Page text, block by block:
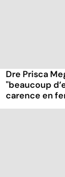
Dre Prisca
"beaucoup
carence en